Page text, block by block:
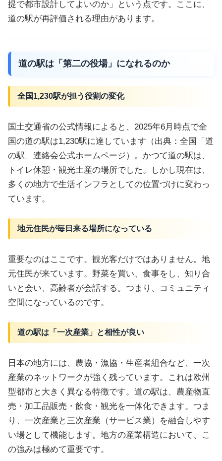
提で都市設計してよいのか」という点です。ここに、
道の駅が再評価される理由があります。
道の駅は「第二の役場」になれるのか
全国1,230駅が担う役割の変化
国土交通省の公式情報によると、2025年6月時点で全
国の道の駅は1,230駅に達しています（出典：全国「道
の駅」連絡会公式ホームページ）。かつて道の駅は、
トイレ休憩・観光土産の場所でした。しかし現在は、
多くの地方で生活インフラとしての位置づけに変わっ
ています。
地元住民が毎日来る場所になっている
重要なのはここです。観光客だけではありません。地
元住民が来ています。野菜を買い、食事をし、知り合
いと会い、高齢者が会話する。つまり、コミュニティ
空間になっているのです。
道の駅は「一次産業」と相性が良い
日本の地方には、農協・漁協・生産者組合など、一次
産業のネットワークが強く残っています。これは欧州
型都市と大きく異なる特徴です。道の駅は、農産物直
売・加工品販売・飲食・観光を一体化できます。つま
り、一次産業と三次産業（サービス業）を融合しやす
い場として機能します。地方の産業構造において、こ
の強みは極めて重要です。